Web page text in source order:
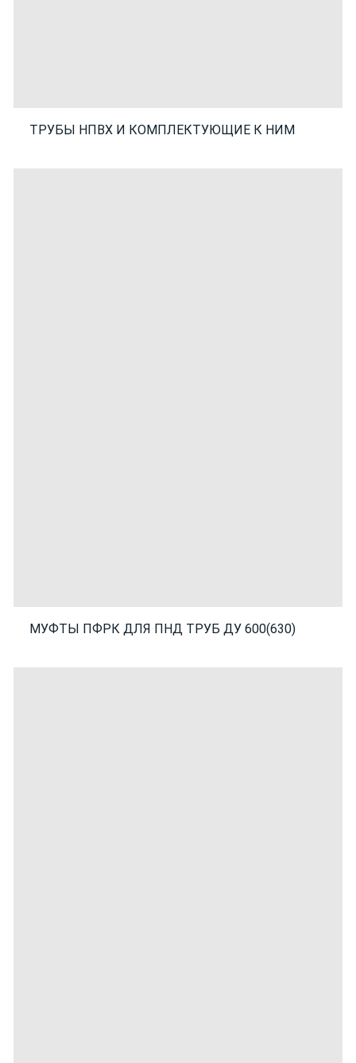
ТРУБЫ НПВХ И КОМПЛЕКТУЮЩИЕ К НИМ
МУФТЫ ПФРК ДЛЯ ПНД ТРУБ ДУ 600(630)